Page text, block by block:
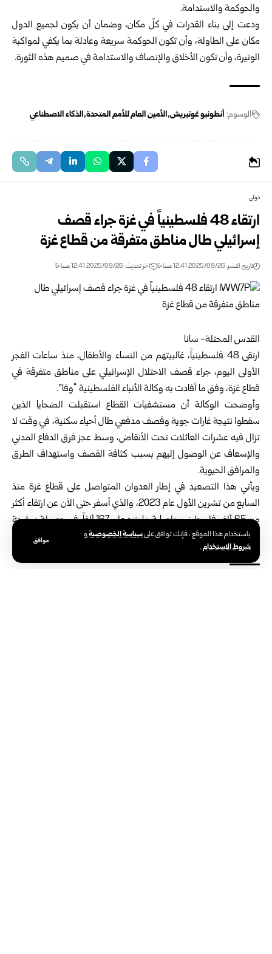
باستخدام هذا الموقع ، فإنك توافق علىسياسة الخصوصيةو
شروط الاستخدام.
موافق
والحوكمة والاستدامة.
ودعت إلى بناء القدرات في كلّ مكان، وضمان أن يكون لجميع الدول
مكان على الطاولة، وأن تكون الحوكمة سريعة وعادلة بما يكفي لمواكبة
الوتيرة، وأن تكون الأخلاق والإنصاف والاستدامة في صميم هذه الثورة.
الوسوم: أنطونيو غوتيريش الأمين العام للأمم المتحدة الذكاء الاصطناعي
دولي
ارتقاء 48 فلسطينياً في غزة جراء قصف
إسرائيلي طال مناطق متفرقة من قطاع غزة
تاريخ النشر: 2025/09/26 12:41 صباحًا اخر تحديث: 2025/09/26 12:41 صباحًا
القدس المحتلة- سانا
ارتقى 48 فلسطينياً، غالبيتهم من النساء والأطفال، منذ ساعات الفجر
الأولى اليوم، جراء قصف الاحتلال الإسرائيلي على مناطق متفرقة في
قطاع غزة، وفق ما أفادت به وكالة الأنباء الفلسطينية “وفا”.
وأوضحت الوكالة أن مستشفيات القطاع استقبلت الضحايا الذين
سقطوا نتيجة غارات جوية وقصف مدفعي طال أحياء سكنية، في وقت لا
تزال فيه عشرات العائلات تحت الأنقاض، وسط عجز فرق الدفاع المدني
والإسعاف عن الوصول إليهم بسبب كثافة القصف واستهداف الطرق
والمرافق الحيوية.
ويأتي هذا التصعيد في إطار العدوان المتواصل على قطاع غزة منذ
السابع من تشرين الأول عام 2023، والذي أسفر حتى الآن عن ارتقاء أكثر
من 65 ألف فلسطيني، وإصابة ما يزيد على 167 ألفاً، في حصيلة مرشحة
للارتفاع.